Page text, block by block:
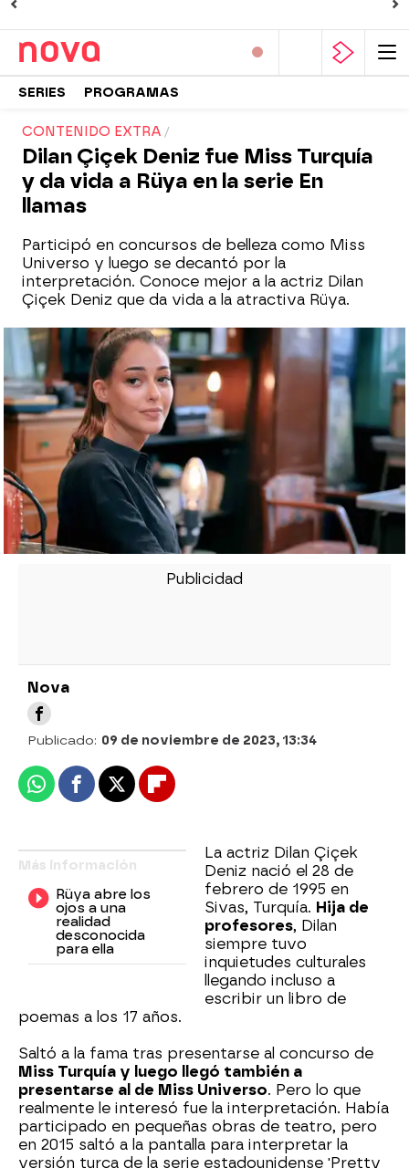
SERIES PROGRAMAS
CONTENIDO EXTRA
Dilan Çiçek Deniz fue Miss Turquía
y da vida a Rüya en la serie En
llamas
Participó en concursos de belleza como Miss
Universo y luego se decantó por la
interpretación. Conoce mejor a la actriz Dilan
Çiçek Deniz que da vida a la atractiva Rüya.
Nova
Publicado: 09 de noviembre de 2023, 13:34
WhatsappFacebook
X Flipboard
Más información
Rüya abre los
ojos a una
realidad
desconocida
para ella
La actriz Dilan Çiçek
Deniz nació el 28 de
febrero de 1995 en
Sivas, Turquía. Hija de
profesores, Dilan
siempre tuvo
inquietudes culturales
llegando incluso a
escribir un libro de
poemas a los 17 años.
Saltó a la fama tras presentarse al concurso de
Miss Turquía y luego llegó también a
presentarse al de Miss Universo. Pero lo que
realmente le interesó fue la interpretación. Había
participado en pequeñas obras de teatro, pero
en 2015 saltó a la pantalla para interpretar la
versión turca de la serie estadounidense 'Pretty